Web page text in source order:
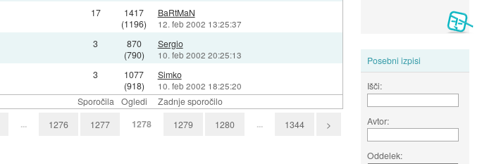
Posebni izpisi
Išči:
Avtor:
Oddelek:
Sporočila Ogledi Zadnje sporočilo
17
1417
(1196)
BaRtMaN
12. feb 2002 13:25:37
3
870
(790)
Sergio
10. feb 2002 20:25:13
3
1077
(918)
Simko
10. feb 2002 18:25:20
... 1276 1277 1278 1279 1280 ... 1344 >